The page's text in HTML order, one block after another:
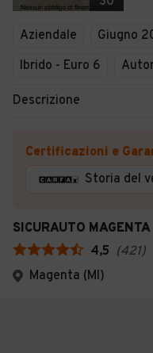
Aziendale Giugno
Ibrido - Euro 6
Descrizione
Certificazioni e
Storia del
SICURAUTO MAGENTA
4,5 (421)
Magenta (MI)